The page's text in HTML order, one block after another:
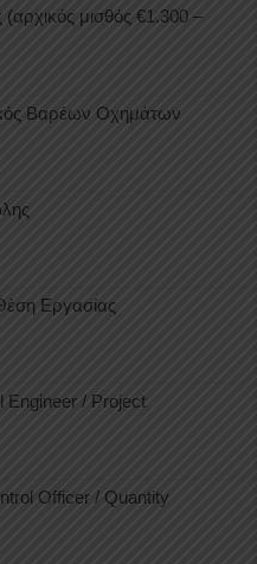
(αρχικός μισθός €1.300 –
Βαρέων Οχημάτων
Εργασίας
Engineer / Project
Officer / Quantity